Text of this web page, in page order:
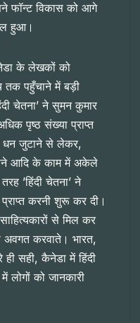
फॉन्ट विकास को आगे
हुआ।
के लेखकों को
तक पहुँचाने में बड़ी
चेतना’ ने सुमन कुमार
पृष्ठ संख्या प्राप्त
धन जुटाने से लेकर,
आदि के काम में अकेले
’हिंदी चेतना’ ने
करनी शुरू कर दी।
से मिल कर
अवगत करवाते। भारत,
ही सही, कैनेडा में हिंदी
लोगों को जानकारी